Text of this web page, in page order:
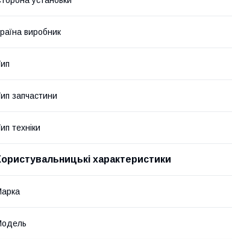
виробник
запчастини
техніки
характеристики